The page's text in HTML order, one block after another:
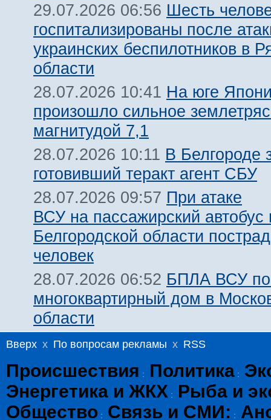
29.07.2026 06:56 Шесть
госпитализированы после
украинских беспилотников в
области
28.07.2026 10:41 На юге
произошло сильное
магнитудой 7,1
28.07.2026 10:11 В Белгороде
готовивший теракт агент СБУ
28.07.2026 09:57 При атаке
ВСУ на пассажирский автобус
Белгородской области
человек
28.07.2026 06:52 БПЛА ВСУ
многоквартирный дом в
области
Вверх x По вопросам рекламы x RSS
Происшествия : Политика :
Энергетика и ЖКХ :
Рыба и
Общество : Связь и СМИ: :